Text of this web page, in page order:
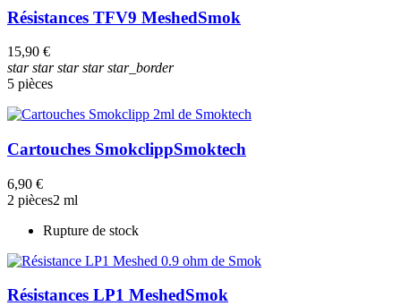
Résistances TFV9 MeshedSmok
15,90 €
starstarstarstarstar_border
5 pièces
Cartouches SmokclippSmoktech
6,90 €
2 pièces2 ml
Rupture de stock
Résistances LP1 MeshedSmok